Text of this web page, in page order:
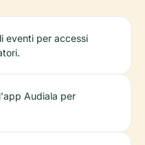
eventi per accessi
Audiala per